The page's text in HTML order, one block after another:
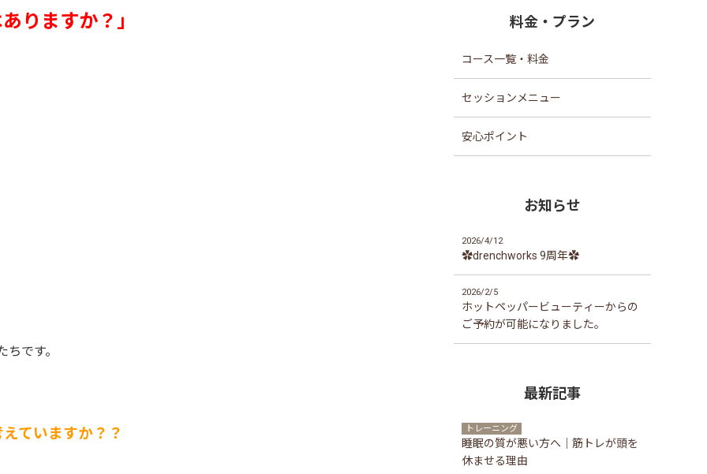
りますか？」
です。
ていますか？？
料金・プラン
コース一覧・料金
セッションメニュー
安心ポイント
お知らせ
2026/4/12
✿drenchworks 9周年✿
2026/2/5
ホットペッパービューティーからの
ご予約が可能になりました。
最新記事
トレーニング
睡眠の質が悪い方へ｜筋トレが頭を
休ませる理由